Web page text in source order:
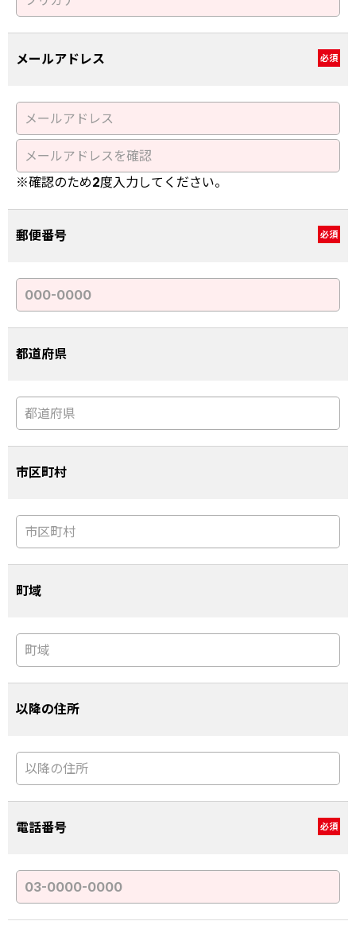
メールアドレス 必須
※確認のため2度入力してください。
郵便番号 必須
都道府県
市区町村
町域
以降の住所
電話番号 必須